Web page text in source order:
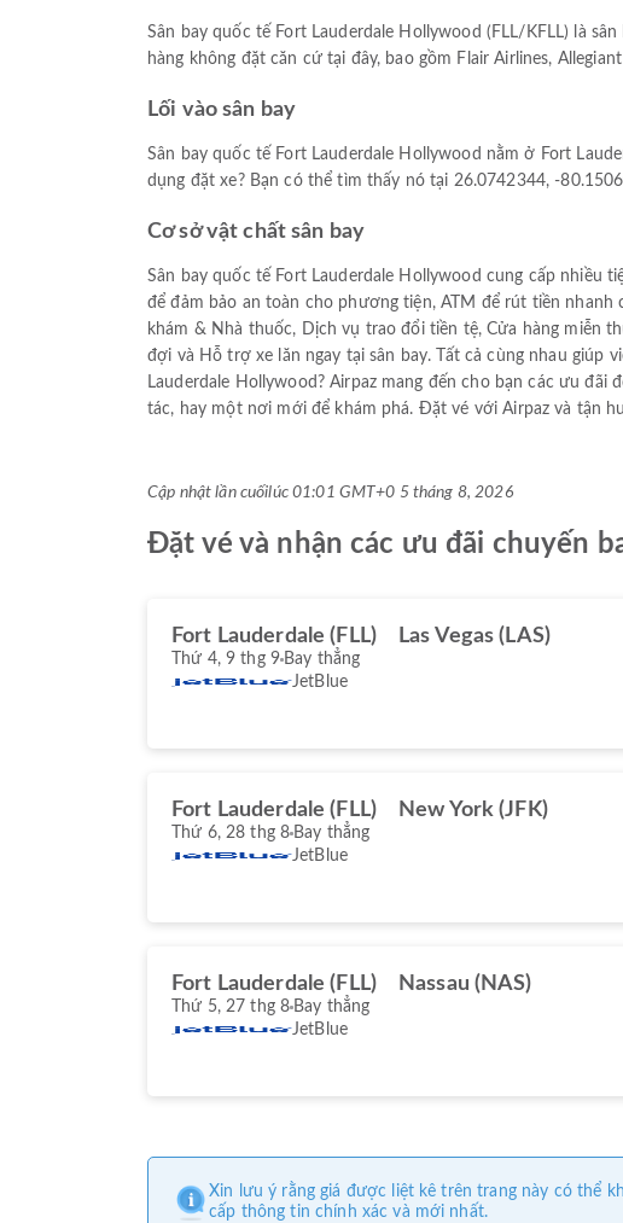
Sân bay quốc tế Fort Lauderdale Hollywood (FLL/KFLL) là
hàng không đặt căn cứ tại đây, bao gồm Flair Airlines,
Lối vào sân bay
Sân bay quốc tế Fort Lauderdale Hollywood nằm ở Fort
dụng đặt xe? Bạn có thể tìm thấy nó tại 26.0742344, -
Cơ sở vật chất sân bay
Sân bay quốc tế Fort Lauderdale Hollywood cung cấp nhiều
để đảm bảo an toàn cho phương tiện, ATM để rút tiền
khám & Nhà thuốc, Dịch vụ trao đổi tiền tệ, Cửa hàng miễn
đợi và Hỗ trợ xe lăn ngay tại sân bay. Tất cả cùng nhau giúp
Lauderdale Hollywood? Airpaz mang đến cho bạn các ưu
tác, hay một nơi mới để khám phá. Đặt vé với Airpaz và tận
Cập nhật lần cuốilúc 01:01 GMT+0 5 tháng 8, 2026
Đặt vé và nhận các ưu đãi chuyến
Fort Lauderdale (FLL) Las Vegas (LAS)
Thứ 4, 9 thg 9 Bay thẳng
JetBlue
Fort Lauderdale (FLL) New York (JFK)
Thứ 6, 28 thg 8 Bay thẳng
JetBlue
Fort Lauderdale (FLL) Nassau (NAS)
Thứ 5, 27 thg 8 Bay thẳng
JetBlue
Xin lưu ý rằng giá được liệt kê trên trang này có thể
cấp thông tin chính xác và mới nhất.